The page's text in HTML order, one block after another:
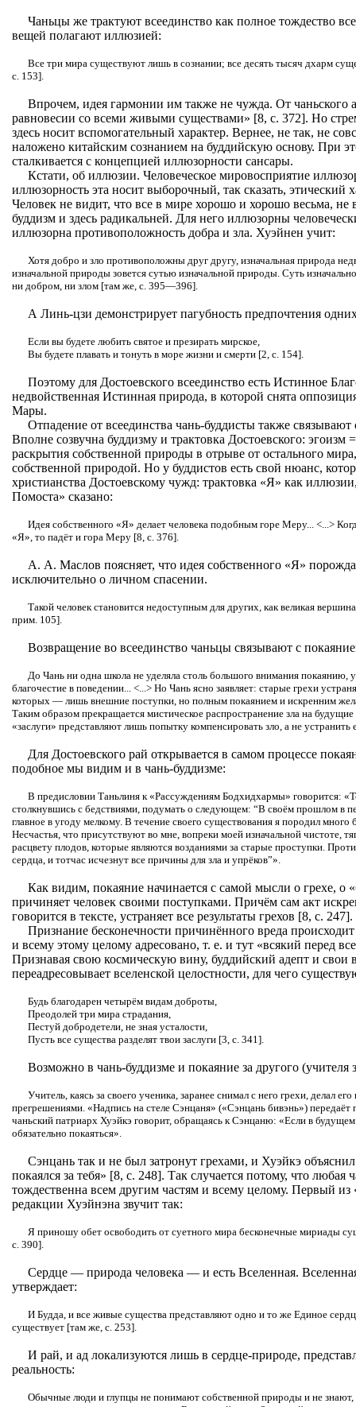
Чаньцы же трактуют всеединство как полное тождество
вещей полагают иллюзией:
Все три мира существуют лишь в сознании; все десять тысяч дхарм
с. 153].
Впрочем, идея гармонии им также не чужда. От чаньского
равновесии со всеми живыми существами» [8, с. 372]. Но
здесь носит вспомогательный характер. Вернее, не так, не
наложено китайским сознанием на буддийскую основу. При
сталкивается с концепцией иллюзорности сансары.
Кстати, об иллюзии. Человеческое мировосприятие
иллюзорность эта носит выборочный, так сказать, этический
Человек не видит, что все в мире хорошо и хорошо весьма,
буддизм и здесь радикальней. Для него иллюзорны
иллюзорна противоположность добра и зла. Хуэйнен учит:
Хотя добро и зло противоположны друг другу, изначальная природа
изначальной природы зовется сутью изначальной природы. Суть
ни добром, ни злом [там же, с. 395—396].
А Линь-цзи демонстрирует пагубность предпочтения
Если вы будете любить святое и презирать мирское,
Вы будете плавать и тонуть в море жизни и смерти [2, с. 154].
Поэтому для Достоевского всеединство есть Истинное
недвойственная Истинная природа, в которой снята
Мары.
Отпадение от всеединства чань-буддисты также
Вполне созвучна буддизму и трактовка Достоевского:
раскрытия собственной природы в отрыве от остального
собственной природой. Но у буддистов есть свой нюанс,
христианства Достоевскому чужд: трактовка «Я» как
Помоста» сказано:
Идея собственного «Я» делает человека подобным горе Меру... <...>
«Я», то падёт и гора Меру [8, с. 376].
А. А. Маслов поясняет, что идея собственного «Я»
исключительно о личном спасении.
Такой человек становится недоступным для других, как великая
прим. 105].
Возвращение во всеединство чаньцы связывают с
До Чань ни одна школа не уделяла столь большого внимания покаянию,
благочестие в поведении... <...> Но Чань ясно заявляет: старые грехи
которых — лишь внешние поступки, но полным покаянием и искренним
Таким образом прекращается мистическое распространение зла на
«заслуги» представляют лишь попытку компенсировать зло, а не устранить
Для Достоевского рай открывается в самом процессе
подобное мы видим и в чань-буддизме:
В предисловии Таньлиня к «Рассуждениям Бодхидхармы» говорится:
столкнувшись с бедствиями, подумать о следующем: “В своём прошлом в
главное в угоду мелкому. В течение своего существования я породил
Несчастья, что присутствуют во мне, вопреки моей изначальной чистоте,
расцвету плодов, которые являются возданиями за старые проступки.
сердца, и тотчас исчезнут все причины для зла и упрёков”».
Как видим, покаяние начинается с самой мысли о грехе, о
причиняет человек своими поступками. Причём сам акт
говорится в тексте, устраняет все результаты грехов [8, с. 247].
Признание бесконечности причинённого вреда
и всему этому целому адресовано, т. е. и тут «всякий перед
Признавая свою космическую вину, буддийский адепт и свои
переадресовывает вселенской целостности, для чего
Будь благодарен четырём видам доброты,
Преодолей три мира страдания,
Пестуй добродетели, не зная усталости,
Пусть все существа разделят твои заслуги [3, с. 341].
Возможно в чань-буддизме и покаяние за другого (учителя
Учитель, каясь за своего ученика, заранее снимал с него грехи, делал
прегрешениями. «Надпись на стеле Сэнцаня» («Сэнцань бивэнь»)
чаньский патриарх Хуэйкэ говорит, обращаясь к Сэнцаню: «Если в
обязательно покаяться».
Сэнцань так и не был затронут грехами, и Хуэйкэ
покаялся за тебя» [8, с. 248]. Так случается потому, что любая
тождественна всем другим частям и всему целому. Первый из
редакции Хуэйнэна звучит так:
Я приношу обет освободить от суетного мира бесконечные мириады
с. 390].
Сердце — природа человека — и есть Вселенная.
утверждает:
И Будда, и все живые существа представляют одно и то же Единое
существует [там же, с. 253].
И рай, и ад локализуются лишь в сердце-природе,
реальность:
Обычные люди и глупцы не понимают собственной природы и не знают,